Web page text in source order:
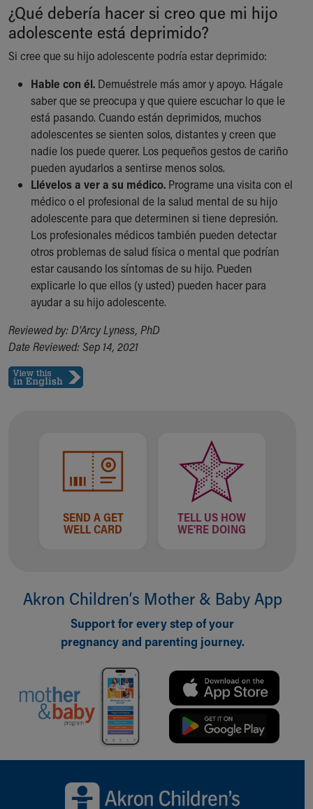
¿Qué debería hacer si creo que mi hijo
adolescente está deprimido?
Si cree que su hijo adolescente podría estar deprimido:
Hable con él. Demuéstrele más amor y apoyo. Hágale
saber que se preocupa y que quiere escuchar lo que le
está pasando. Cuando están deprimidos, muchos
adolescentes se sienten solos, distantes y creen que
nadie los puede querer. Los pequeños gestos de cariño
pueden ayudarlos a sentirse menos solos.
Llévelos a ver a su médico. Programe una visita con el
médico o el profesional de la salud mental de su hijo
adolescente para que determinen si tiene depresión.
Los profesionales médicos también pueden detectar
otros problemas de salud física o mental que podrían
estar causando los síntomas de su hijo. Pueden
explicarle lo que ellos (y usted) pueden hacer para
ayudar a su hijo adolescente.
Reviewed by: D'Arcy Lyness, PhD
Date Reviewed: Sep 14, 2021
SEND A GET
WELL CARD
TELL US HOW
WE'RE DOING
Akron Children‘s Mother & Baby App
Support for every step of your
pregnancy and parenting journey.